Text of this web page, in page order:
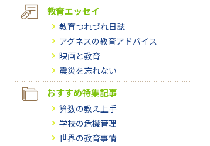
教育エッセイ
教育つれづれ日誌
アグネスの教育アドバイス
映画と教育
震災を忘れない
おすすめ特集記事
算数の教え上手
学校の危機管理
世界の教育事情